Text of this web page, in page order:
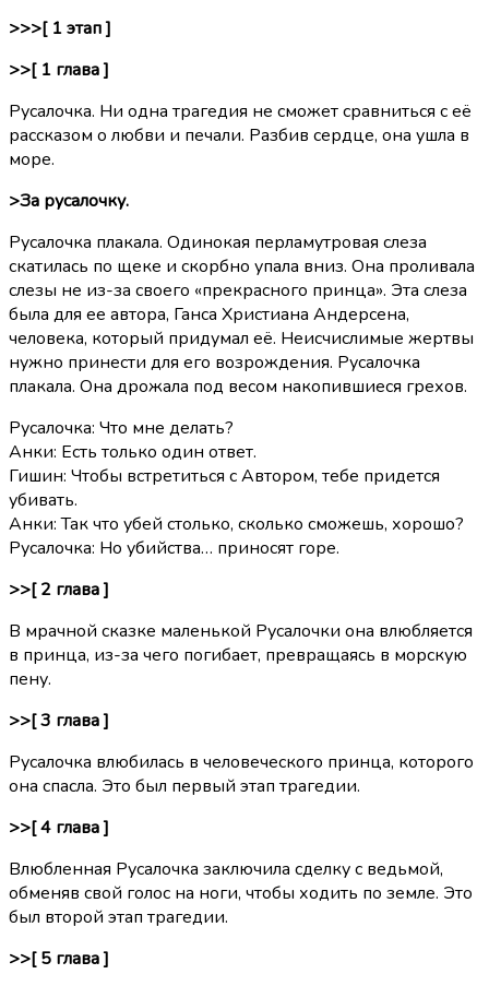
>>>[ 1 этап ]
>>[ 1 глава ]
Русалочка. Ни одна трагедия не сможет сравниться с её
рассказом о любви и печали. Разбив сердце, она ушла в
море.
>За русалочку.
Русалочка плакала. Одинокая перламутровая слеза
скатилась по щеке и скорбно упала вниз. Она проливала
слезы не из-за своего «прекрасного принца». Эта слеза
была для ее автора, Ганса Христиана Андерсена,
человека, который придумал её. Неисчислимые жертвы
нужно принести для его возрождения. Русалочка
плакала. Она дрожала под весом накопившиеся грехов.
Русалочка: Что мне делать?
Анки: Есть только один ответ.
Гишин: Чтобы встретиться с Автором, тебе придется
убивать.
Анки: Так что убей столько, сколько сможешь, хорошо?
Русалочка: Но убийства… приносят горе.
>>[ 2 глава ]
В мрачной сказке маленькой Русалочки она влюбляется
в принца, из-за чего погибает, превращаясь в морскую
пену.
>>[ 3 глава ]
Русалочка влюбилась в человеческого принца, которого
она спасла. Это был первый этап трагедии.
>>[ 4 глава ]
Влюбленная Русалочка заключила сделку с ведьмой,
обменяв свой голос на ноги, чтобы ходить по земле. Это
был второй этап трагедии.
>>[ 5 глава ]